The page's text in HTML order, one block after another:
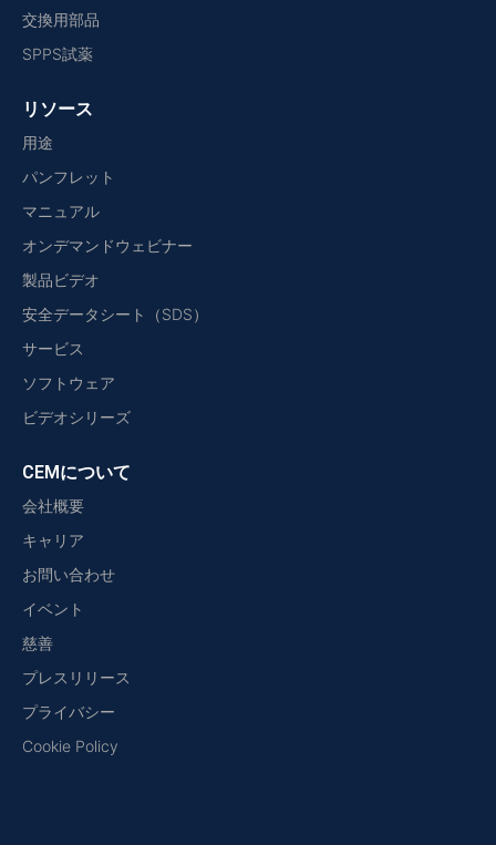
交換用部品
SPPS試薬
リソース
用途
パンフレット
マニュアル
オンデマンドウェビナー
製品ビデオ
安全データシート（SDS）
サービス
ソフトウェア
ビデオシリーズ
CEMについて
会社概要
キャリア
お問い合わせ
イベント
慈善
プレスリリース
プライバシー
Cookie Policy